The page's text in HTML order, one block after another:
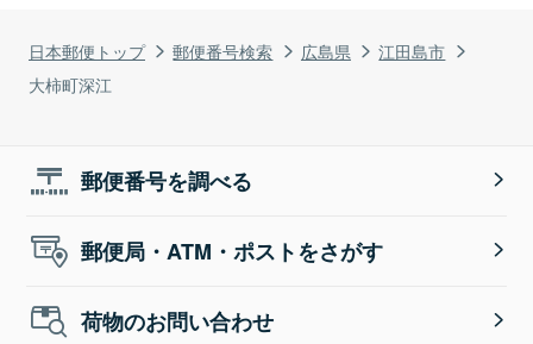
日本郵便トップ 郵便番号検索 広島県
江田島市
大柿町深江
郵便番号を調べる
郵便局・ATM・ポストをさがす
荷物のお問い合わせ